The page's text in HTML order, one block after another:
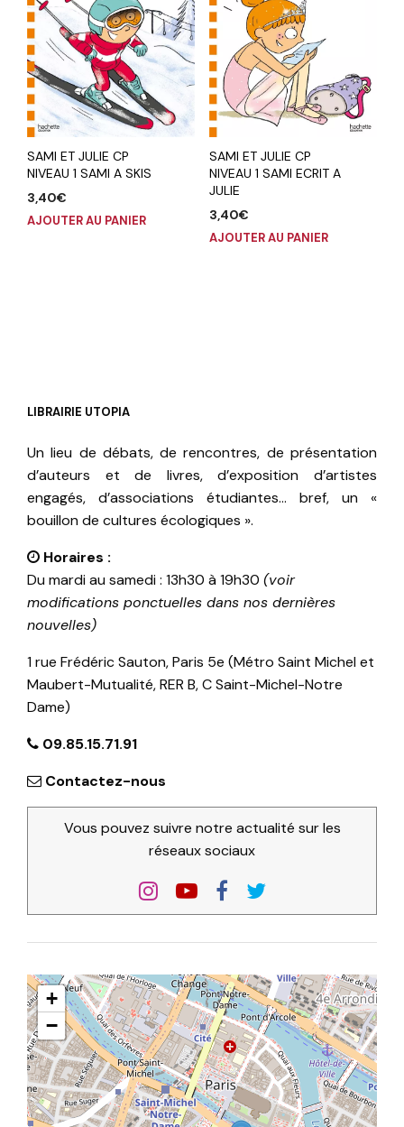
SAMI ET JULIE CP
NIVEAU 1 SAMI A SKIS
3,40€
AJOUTER AU PANIER
SAMI ET JULIE CP
NIVEAU 1 SAMI ECRIT A
JULIE
3,40€
AJOUTER AU PANIER
LIBRAIRIE UTOPIA
Un lieu de débats, de rencontres, de présentation
d’auteurs et de livres, d’exposition d’artistes
engagés, d’associations étudiantes… bref, un «
bouillon de cultures écologiques ».
Horaires :
Du mardi au samedi : 13h30 à 19h30 (voir
modifications ponctuelles dans nos dernières
nouvelles)
1 rue Frédéric Sauton, Paris 5e (Métro Saint Michel et
Maubert-Mutualité, RER B, C Saint-Michel-Notre
Dame)
09.85.15.71.91
Contactez-nous
Vous pouvez suivre notre actualité sur les
réseaux sociaux
+
−